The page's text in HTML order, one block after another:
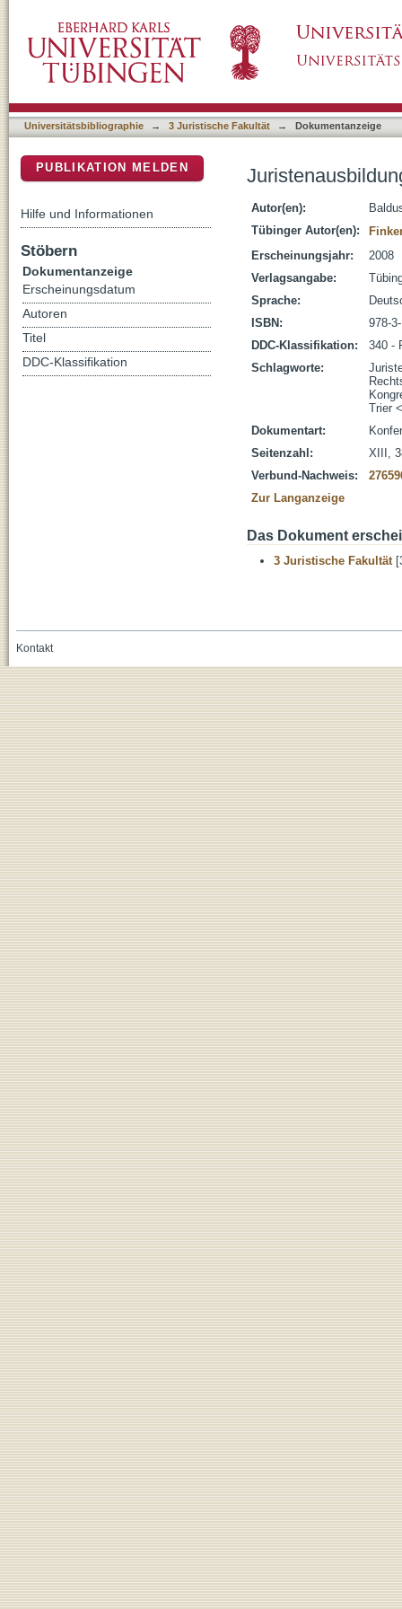
Universitätsbibliographie → 3 Juristische Fakultät → Dokumentanzeige
Autor(en):
Tübinger Autor(en):
Erscheinungsjahr:
2008
Verlagsangabe:
Sprache:
ISBN:
978-
DDC-Klassifikation:
340 -
Schlagworte:
Trier
Dokumentart:
Seitenzahl:
XIII,
Verbund-Nachweis:
Zur Langanzeige
Das Dokument
3 Juristische Fakultät
PUBLIKATION MELDEN
Hilfe und Informationen
Stöbern
Dokumentanzeige
Erscheinungsdatum
Autoren
Titel
DDC-Klassifikation
Kontakt